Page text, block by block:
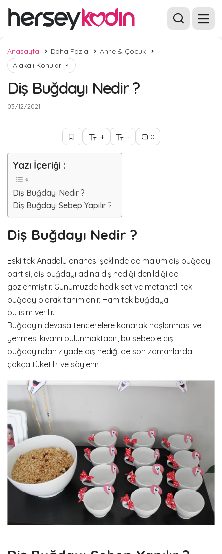
Anasayfa Daha Fazla
Anne & Çocuk
Alakalı Konular
Diş Buğdayı Nedir ?
03/12/2021
+ - 0
Yazı İçeriği :
Diş Buğdayı Nedir ?
Diş Buğdayı Sebep Yapılır ?
Diş Buğdayı Nedir ?
Eski tek Anadolu ananesi şeklinde de malum diş buğdayı
partisi, diş buğdayı adına diş hediği denildiği de
gözlenmiştir. Günümüzde hedik set ve metanetli tek
buğday olarak tanımlanır. Ham tek buğdaya
bu isim verilir.
Buğdayın devasa tencerelere konarak haşlanması ve
yenmesi kıvamı bulunmaktadır, bu sebeple diş
buğdayından ziyade diş hediği de son zamanlarda
çokça tüketilir ve söylenir.